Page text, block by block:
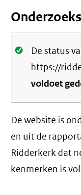
Oké.
De status
https://
voldoet
De website is
en uit de
Ridderkerk dat
kenmerken is